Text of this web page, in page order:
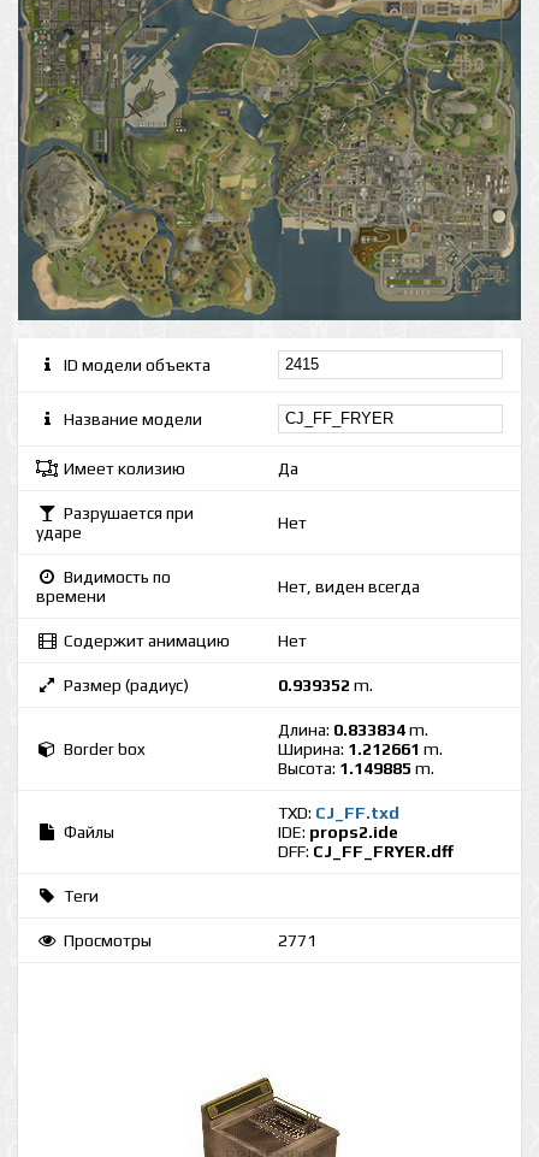
ID модели объекта
Название модели
Имеет колизию Да
Разрушается при
ударе
Нет
Видимость по
времени
Нет, виден всегда
Содержит анимацию Нет
Размер (радиус) 0.939352 m.
Border box
Длина: 0.833834m.
Ширина: 1.212661 m.
Высота: 1.149885 m.
Файлы
TXD: CJ_FF.txd
IDE: props2.ide
DFF: CJ_FF_FRYER.dff
Теги
Просмотры 2771